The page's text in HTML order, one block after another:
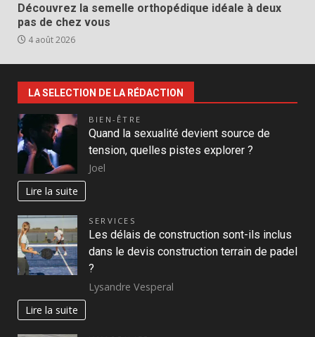
Découvrez la semelle orthopédique idéale à deux
pas de chez vous
4 août 2026
LA SELECTION DE LA RÉDACTION
BIEN-ÊTRE
Quand la sexualité devient source de
tension, quelles pistes explorer ?
Joel
Lire la suite
SERVICES
Les délais de construction sont-ils inclus
dans le devis construction terrain de padel
?
Lysandre Vesperal
Lire la suite